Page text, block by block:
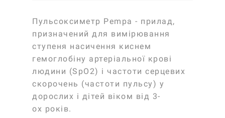
Пульсоксиметр Pempa - прилад,
призначений для вимірювання
ступеня насичення киснем
гемоглобіну артеріальної крові
людини (SpO2) і частоти серцевих
скорочень (частоти пульсу) у
дорослих і дітей віком від 3-
ох років.